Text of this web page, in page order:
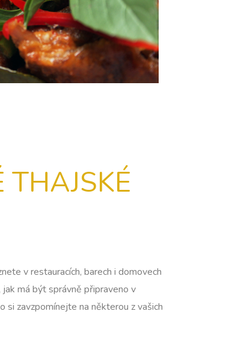
THAJSKÉ
v restauracích, barech i domovech
má být správně připraveno v
si zavzpomínejte na některou z vašich